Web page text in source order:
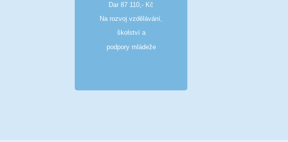
Dar 87 110,- Kč
Na rozvoj vzdělávání,
školství a
podpory mládeže